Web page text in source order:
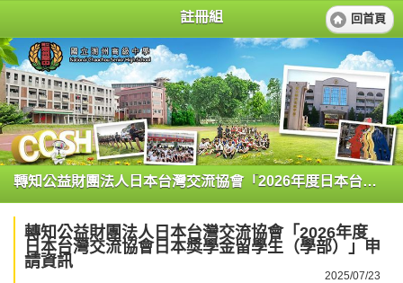
註冊組 回首頁
轉知公益財團法人日本台灣交流協會「2026年度日本台灣交流協會日本獎學金留學生（學部）」申請資訊
轉知公益財團法人日本台灣交流協會「2026年度
日本台灣交流協會日本獎學金留學生（學部）」申
請資訊
2025/07/23